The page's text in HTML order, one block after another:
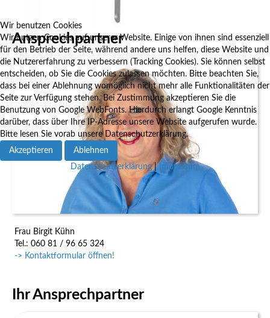
Ansprechpartner
Frau Birgit Kühn
Tel.: 060 81 / 96 65 324
-> Kontaktformular öffnen!
Ihr Ansprechpartner
Wir benutzen Cookies
Wir nutzen Cookies auf unserer Website. Einige von ihnen sind essenziell
für den Betrieb der Seite, während andere uns helfen, diese Website und
die Nutzererfahrung zu verbessern (Tracking Cookies). Sie können selbst
entscheiden, ob Sie die Cookies zulassen möchten. Bitte beachten Sie,
dass bei einer Ablehnung womöglich nicht mehr alle Funktionalitäten der
Seite zur Verfügung stehen. Bei Zustimmung akzeptieren Sie die
Benutzung von Google WebFonts. Hierdurch erlangt Google Kenntnis
darüber, dass über Ihre IP-Adresse unsere Website aufgerufen wurde.
Bitte lesen Sie vorab unsere Datenschutzerklärung.
Akzeptieren
Ablehnen
Datenschutzerklärung|Impressum